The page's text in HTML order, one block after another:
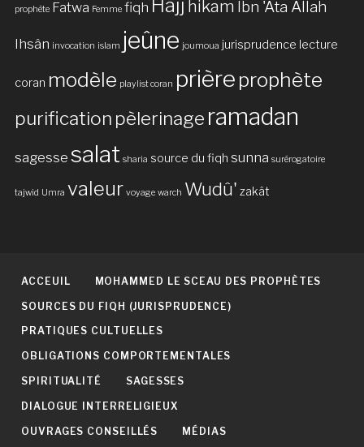
prophète Fatwa Femme fiqh Hajj hikam Ibn 'Ata Allah
Ihsân invocation islam jeûne joumoua jurisprudence lecture
coran modèle playlist coran prière prophète
purification pèlerinage ramadan
sagesse salat sharia source du fiqh sunna surérogatoire
tajwid Umra valeur voyage warch Wudû' zakât
ACCEUIL MOHAMMED LE SCEAU DES PROPHÈTES
SOURCES DU FIQH (JURISPRUDENCE)
PRATIQUES CULTUELLES
OBLIGATIONS COMPORTEMENTALES
SPIRITUALITÉ SAGESSES
DIALOGUE INTERRELIGIEUX
OUVRAGES CONSEILLÉS MÉDIAS